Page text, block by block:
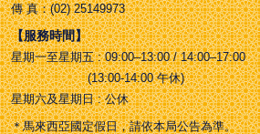
傳 真：(02) 25149973
【服務時間】
星期一至星期五 : 09:00–13:00 / 14:00–17:00
(13:00-14:00 午休)
星期六及星期日 : 公休
＊馬來西亞國定假日，請依本局公告為準。